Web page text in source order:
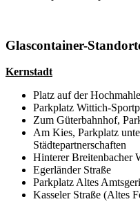
Glascontainer-
Kernstadt
Platz auf der Hochmahle
Parkplatz Wittich-
Zum Güterbahnhof,
Am Kies, Parkplatz
Städtepartnerschaften
Hinterer Breitenbacher
Egerländer Straße
Parkplatz Altes
Kasseler Straße (Altes